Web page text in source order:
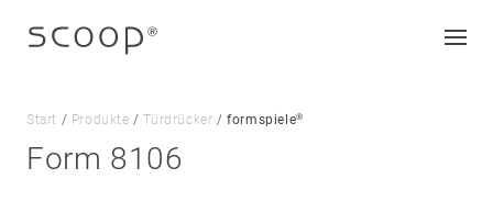
Start / Produkte /Türdrücker /formspiele®
Form 8106